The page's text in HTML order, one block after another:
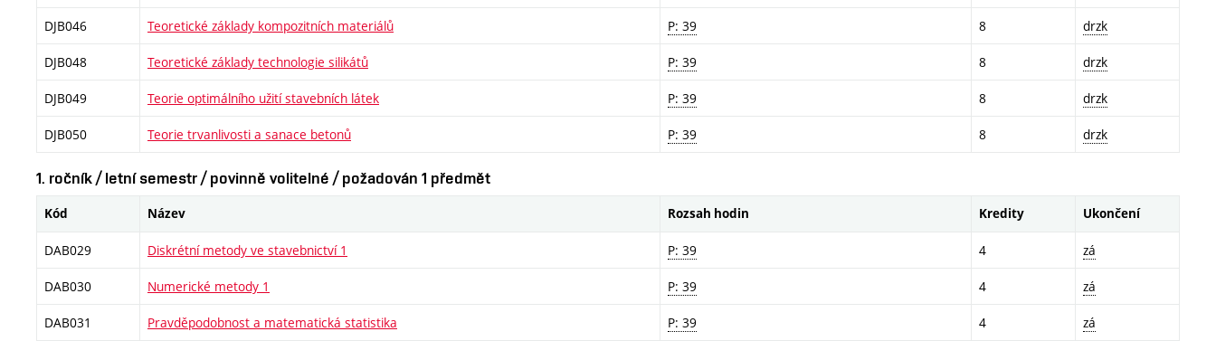
DJB046 Teoretické základy kompozitních materiálů P: 39 8 drzk
DJB048 Teoretické základy technologie silikátů P: 39 8 drzk
DJB049 Teorie optimálního užití stavebních látek P: 39 8 drzk
DJB050 Teorie trvanlivosti a sanace betonů P: 39 8 drzk
1. ročník / letní semestr / povinně volitelné / požadován 1 předmět
Kód Název Rozsah hodin Kredity Ukončení
DAB029 Diskrétní metody ve stavebnictví 1 P: 39 4 zá
DAB030 Numerické metody 1 P: 39 4 zá
DAB031 Pravděpodobnost a matematická statistika P: 39 4 zá